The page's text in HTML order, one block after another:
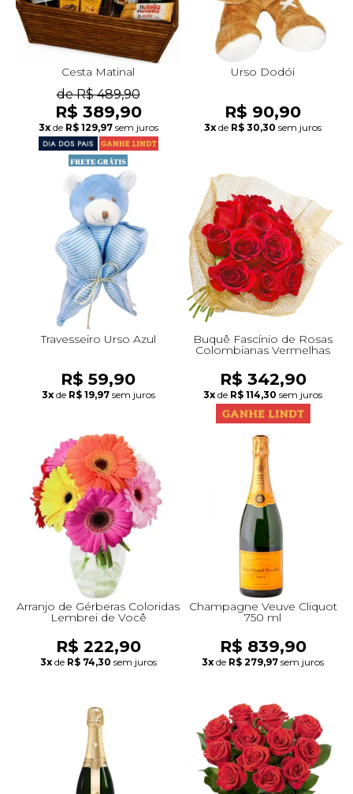
Cesta Matinal
de R$ 489,90
R$ 389,90
3x de R$ 129,97 sem juros
Urso Dodói
R$ 90,90
3x de R$ 30,30 sem juros
Travesseiro Urso Azul
R$ 59,90
3x de R$ 19,97 sem juros
Buquê Fascínio de Rosas
Colombianas Vermelhas
R$ 342,90
3x de R$ 114,30 sem juros
Arranjo de Gérberas Coloridas
Lembrei de Você
R$ 222,90
3x de R$ 74,30 sem juros
Champagne Veuve Cliquot
750 ml
R$ 839,90
3x de R$ 279,97 sem juros